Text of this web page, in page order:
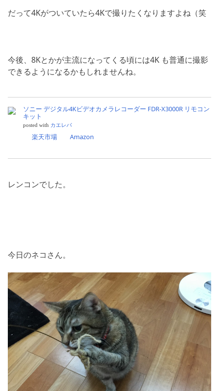
だって4Kがついていたら4Kで撮りたくなりますよね（笑
今後、8Kとかが主流になってくる頃には4K も普通に撮影
できるようになるかもしれませんね。
ソニー デジタル4Kビデオカメラレコーダー FDR-X3000R リモコン
キット
posted with カエレバ
楽天市場 Amazon
レンコンでした。
今日のネコさん。